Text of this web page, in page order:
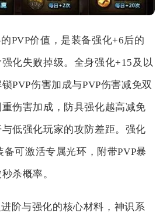
PVP价值，是装备强化+6后的
化失败掉级。全身强化+15及以
PVP伤害加成与PVP伤害减免双
伤害加成，防具强化越高减免
低强化玩家的攻防差距。强化
可激活专属光环，附带PVP暴
杀概率。
阶与强化的核心材料，神识系